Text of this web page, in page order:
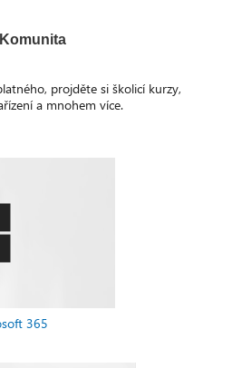
Komunita
projděte si školicí kurzy,
a mnohem více.
365